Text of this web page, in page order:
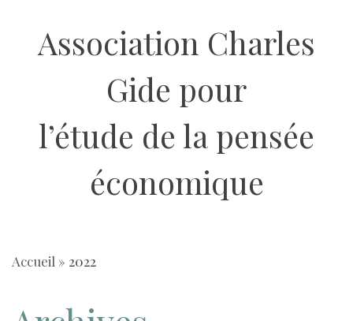
contenuAssociation Charles
Gide pour
l’étude de la pensée
économique
Accueil » 2022